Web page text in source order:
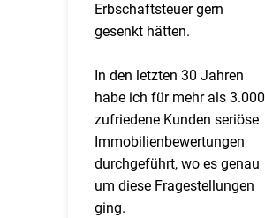
Erbschaftsteuer gern
gesenkt hätten.
In den letzten 30 Jahren
habe ich für mehr als 3.000
zufriedene Kunden seriöse
Immobilienbewertungen
durchgeführt, wo es genau
um diese Fragestellungen
ging.